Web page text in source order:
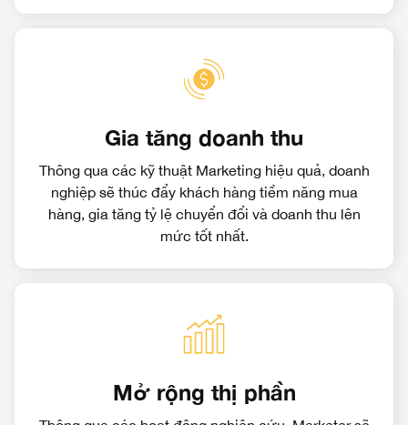
Gia tăng doanh thu
Thông qua các kỹ thuật Marketing hiệu quả, doanh
nghiệp sẽ thúc đẩy khách hàng tiềm năng mua
hàng, gia tăng tỷ lệ chuyển đổi và doanh thu lên
mức tốt nhất.
Mở rộng thị phần